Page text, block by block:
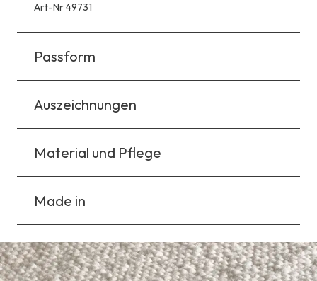
Art-Nr 49731
Passform
Auszeichnungen
Material und Pflege
Made in